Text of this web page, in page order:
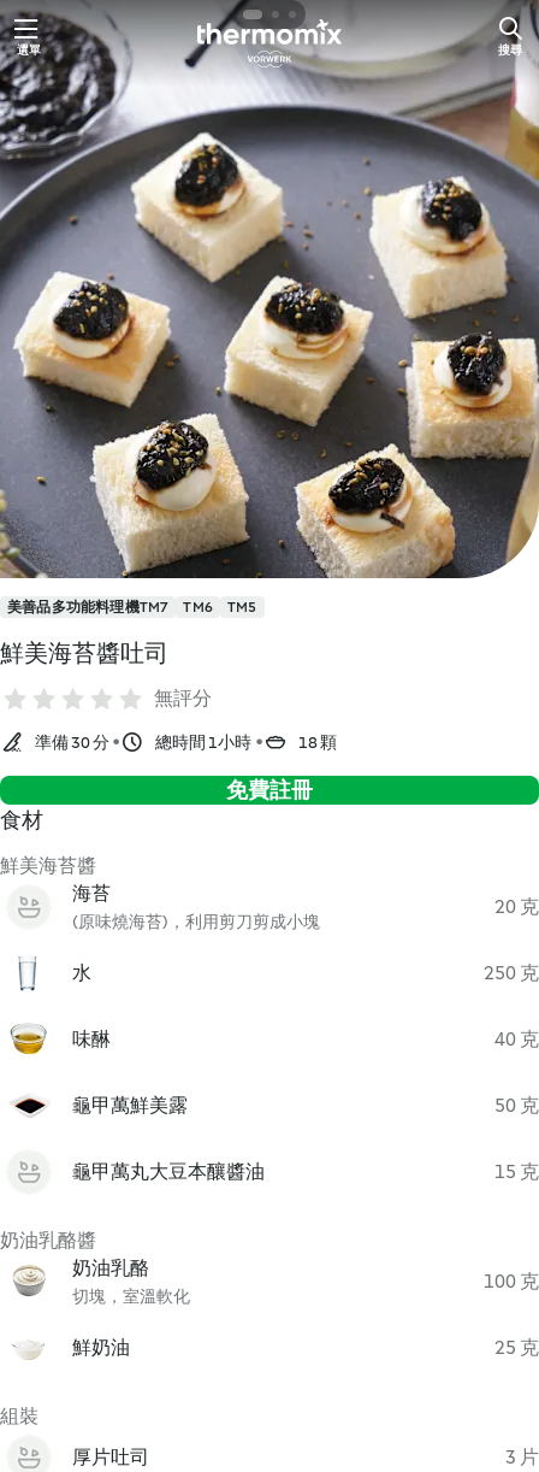
跳
至
主
要
內
容
選單 搜尋
美善品多功能料理機TM7 TM6 TM5
鮮美海苔醬吐司
無評分
準備 30 分 總時間 1小時 18 顆
免費註冊
食材
鮮美海苔醬
海苔
(原味燒海苔)，利用剪刀剪成小塊
20 克
水 250 克
味醂 40 克
龜甲萬鮮美露 50 克
龜甲萬丸大豆本釀醬油 15 克
奶油乳酪醬
奶油乳酪
切塊，室溫軟化
100 克
鮮奶油 25 克
組裝
厚片吐司
3 片